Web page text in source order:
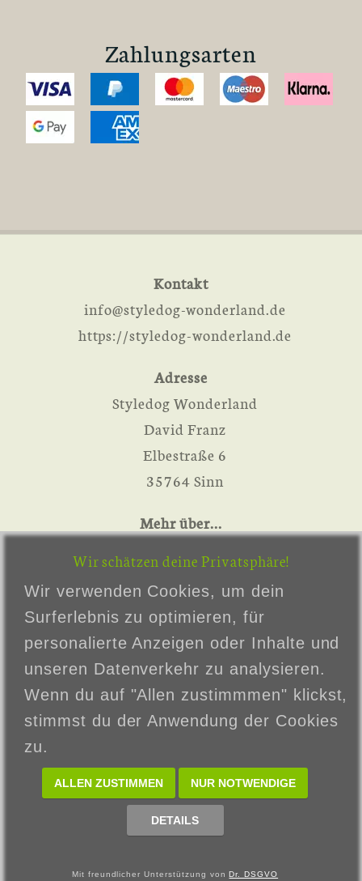
Zahlungsarten
Kontakt
info@styledog-wonderland.de
https://styledog-wonderland.de
Adresse
Styledog Wonderland
David Franz
Elbestraße 6
35764 Sinn
Mehr über...
Unsere AGB
Impressum
Kontakt
Widerrufsrecht
Über uns
Kundenbewertungen
Datenschutzeinstellungen anpassen Vertrag widerrufen
Wir schätzen deine Privatsphäre!
Wir verwenden Cookies, um dein
Surferlebnis zu optimieren, für
personalierte Anzeigen oder Inhalte und
unseren Datenverkehr zu analysieren.
Wenn du auf "Allen zustimmmen" klickst,
stimmst du der Anwendung der Cookies
zu.
ALLEN ZUSTIMMEN NUR NOTWENDIGE
DETAILS
Mit freundlicher Unterstützung vonDr. DSGVO